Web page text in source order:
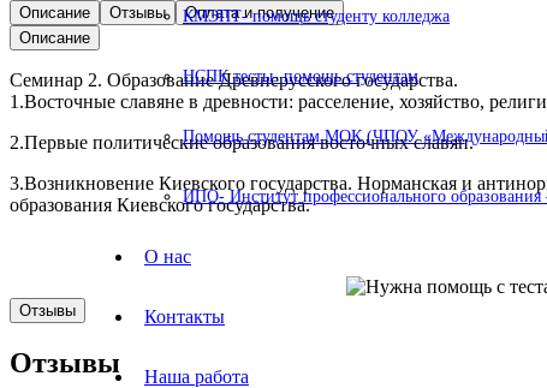
КМЭПТ- помощь студенту колледжа
НСПК тесты- помощь студентам
Помощь студентам МОК (ЧПОУ
ИПО- Институт профессионального
О нас
Контакты
Наша работа
Описание Отзывы
Оплата и получение
Описание
Семинар 2. Образование Древнерусского государства.
1.Восточные славяне в древности: расселение, хозяйство,
2.Первые политические образования восточных славян.
3.Возникновение Киевского государства. Норманская и
образования Киевского государства.
Отзывы
Отзывы